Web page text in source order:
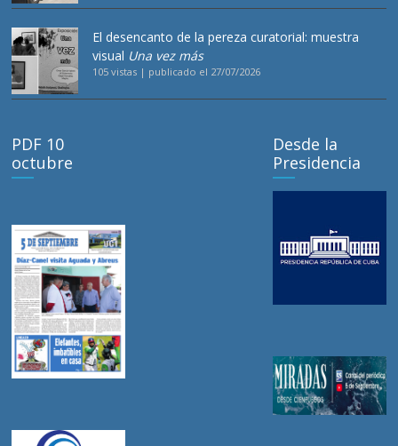
El desencanto de la pereza curatorial: muestra
visual Una vez más
105 vistas | publicado el 27/07/2026
PDF 10
octubre
Desde la
Presidencia